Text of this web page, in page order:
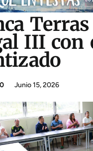
III con
Junio 15, 2026